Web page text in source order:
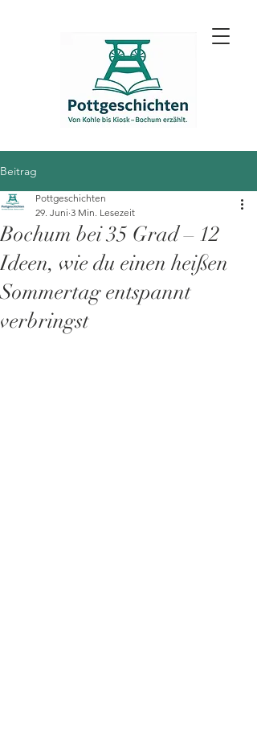
Beitrag
Bochum bei 35 Grad – 12
Ideen, wie du einen heißen
Sommertag entspannt
verbringst
Pottgeschichten
29. Juni 3 Min. Lesezeit